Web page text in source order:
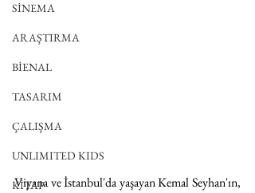
SİNEMA
ARAŞTIRMA
BİENAL
TASARIM
ÇALIŞMA
UNLIMITED KIDS
KİTAP
Viyana ve İstanbul'da yaşayan Kemal Seyhan'ın,